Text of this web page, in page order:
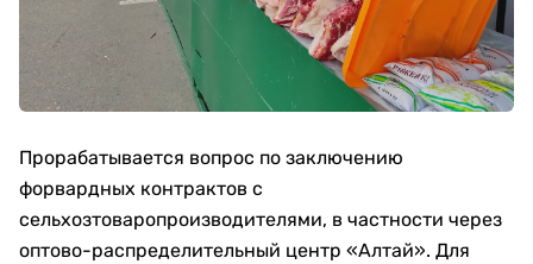
Прорабатывается вопрос по заключению
форвардных контрактов с
сельхозтоваропроизводителями, в частности через
оптово-распределительный центр «Алтай». Для